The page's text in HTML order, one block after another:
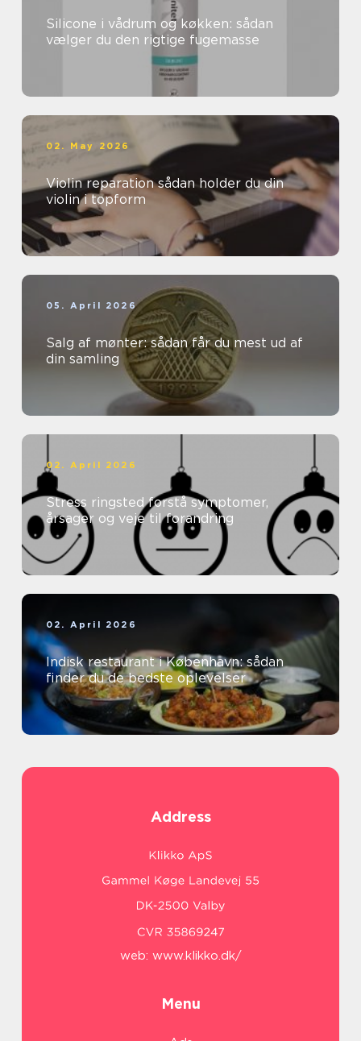
Silicone i vådrum og køkken: sådan
vælger du den rigtige fugemasse
02. May 2026
Violin reparation sådan holder du din
violin i topform
05. April 2026
Salg af mønter: sådan får du mest ud af
din samling
02. April 2026
Stress ringsted forstå symptomer,
årsager og veje til forandring
02. April 2026
Indisk restaurant i København: sådan
finder du de bedste oplevelser
Address
web: www.klikko.dk/
Menu